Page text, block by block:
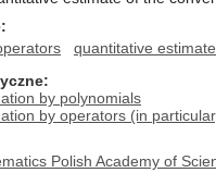
quantitative
by polynomials
by operators (in
Polish Academy of